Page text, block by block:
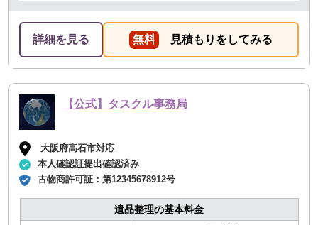
詳細を見る 無料 見積もりをしてみる
【公式】タスクル事務局
大阪府高石市対応
本人確認証提出確認済み
古物商許可証：第12345678912号
遺品整理の基本料金